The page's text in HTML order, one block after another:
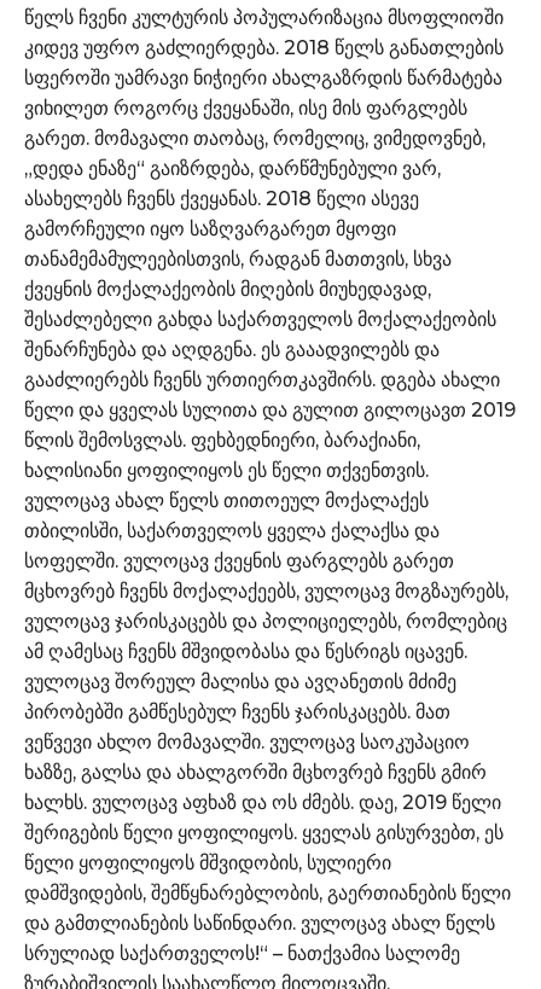
წელს ჩვენი კულტურის პოპულარიზაცია მსოფლიოში
კიდევ უფრო გაძლიერდება. 2018 წელს განათლების
სფეროში უამრავი ნიჭიერი ახალგაზრდის წარმატება
ვიხილეთ როგორც ქვეყანაში, ისე მის ფარგლებს
გარეთ. მომავალი თაობაც, რომელიც, ვიმედოვნებ,
„დედა ენაზე“ გაიზრდება, დარწმუნებული ვარ,
ასახელებს ჩვენს ქვეყანას. 2018 წელი ასევე
გამორჩეული იყო საზღვარგარეთ მყოფი
თანამემამულეებისთვის, რადგან მათთვის, სხვა
ქვეყნის მოქალაქეობის მიღების მიუხედავად,
შესაძლებელი გახდა საქართველოს მოქალაქეობის
შენარჩუნება და აღდგენა. ეს გააადვილებს და
გააძლიერებს ჩვენს ურთიერთკავშირს. დგება ახალი
წელი და ყველას სულითა და გულით გილოცავთ 2019
წლის შემოსვლას. ფეხბედნიერი, ბარაქიანი,
ხალისიანი ყოფილიყოს ეს წელი თქვენთვის.
ვულოცავ ახალ წელს თითოეულ მოქალაქეს
თბილისში, საქართველოს ყველა ქალაქსა და
სოფელში. ვულოცავ ქვეყნის ფარგლებს გარეთ
მცხოვრებ ჩვენს მოქალაქეებს, ვულოცავ მოგზაურებს,
ვულოცავ ჯარისკაცებს და პოლიციელებს, რომლებიც
ამ ღამესაც ჩვენს მშვიდობასა და წესრიგს იცავენ.
ვულოცავ შორეულ მალისა და ავღანეთის მძიმე
პირობებში გამწესებულ ჩვენს ჯარისკაცებს. მათ
ვეწვევი ახლო მომავალში. ვულოცავ საოკუპაციო
ხაზზე, გალსა და ახალგორში მცხოვრებ ჩვენს გმირ
ხალხს. ვულოცავ აფხაზ და ოს ძმებს. დაე, 2019 წელი
შერიგების წელი ყოფილიყოს. ყველას გისურვებთ, ეს
წელი ყოფილიყოს მშვიდობის, სულიერი
დამშვიდების, შემწყნარებლობის, გაერთიანების წელი
და გამთლიანების საწინდარი. ვულოცავ ახალ წელს
სრულიად საქართველოს!“ – ნათქვამია სალომე
ზურაბიშვილის საახალწლო მილოცვაში.